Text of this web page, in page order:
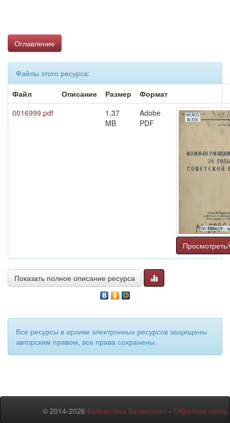
Оглавление
Файлы этого ресурса:
Файл
Описание Размер
Формат
0016999.pdf
1,37
MB
Adobe
PDF
Показать полное описание ресурса
Все ресурсы в архиве электронных ресурсов защищены
авторским правом, все права сохранены.
© 2014-2026 Библиотека Белинского - Обратная связь